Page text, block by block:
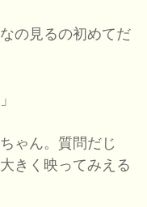
の見るの初めてだ
ゃん。質問だじ
きく映ってみえる